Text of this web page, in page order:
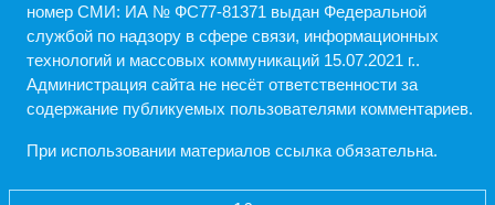
номер СМИ: ИА № ФС77-81371 выдан Федеральной
службой по надзору в сфере связи, информационных
технологий и массовых коммуникаций 15.07.2021 г..
Администрация cайта не несёт ответственности за
содержание публикуемых пользователями комментариев.
При использовании материалов ссылка обязательна.